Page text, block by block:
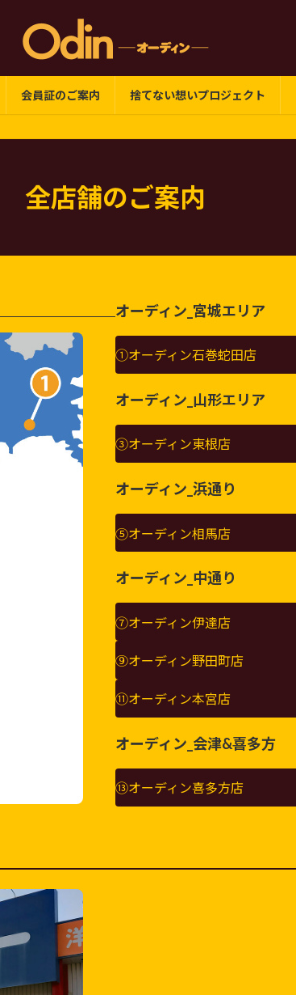
会員証のご案内 捨てない想いプロジェクト
全店舗のご案内
オーディン_ 宮城エリア
①オーディン石巻蛇田店
オーディン_山形エリア
③オーディン東根店
オーディン_浜通り
⑤オーディン相馬店
オーディン_中通り
⑦オーディン伊達店
⑨オーディン野田町店
⑪オーディン本宮店
オーディン_会津&喜多方
⑬オーディン喜多方店